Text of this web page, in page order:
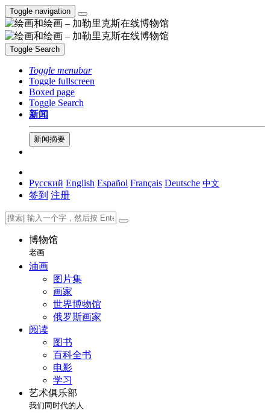
Toggle navigation
Toggle Search
Toggle menubar
Toggle fullscreen
Boxed page
Toggle Search
新闻
新闻摘要
Русский English Español Français Deutsche 中文
签到 注册
博物馆
老画
油画
图片集
画家
世界博物馆
俄罗斯画家
阅读
图书
百科全书
电影
学习
艺术俱乐部
我们同时代的人